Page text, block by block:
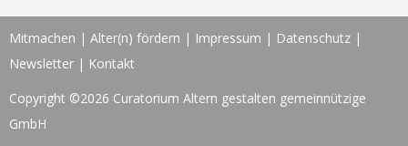
Mitmachen | Alter(n) fördern | Impressum | Datenschutz |
Newsletter | Kontakt
Copyright ©2026 Curatorium Altern gestalten gemeinnützige
GmbH